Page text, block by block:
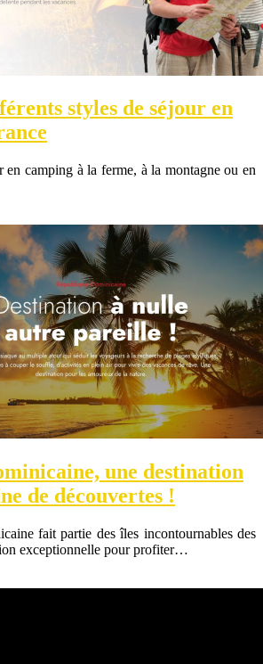
styles de séjour en
en camping à la ferme, à la montagne ou en
une destination
de découvertes !
fait partie des îles incontournables des
exceptionnelle pour profiter…